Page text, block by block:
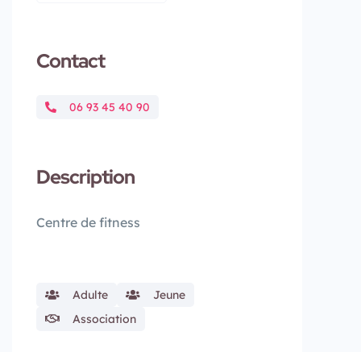
Contact
06 93 45 40 90
Description
Centre de fitness
Adulte
Jeune
Association